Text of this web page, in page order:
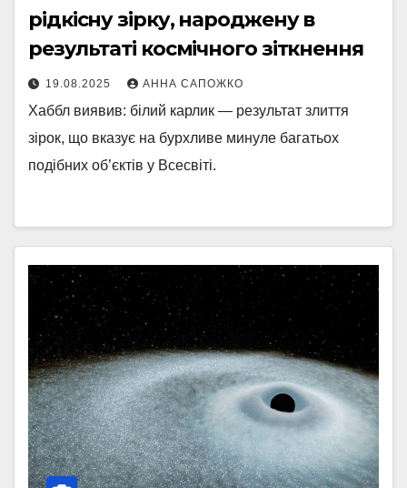
рідкісну зірку, народжену в
результаті космічного зіткнення
19.08.2025 АННА САПОЖКО
Хаббл виявив: білий карлик — результат злиття
зірок, що вказує на бурхливе минуле багатьох
подібних об’єктів у Всесвіті.